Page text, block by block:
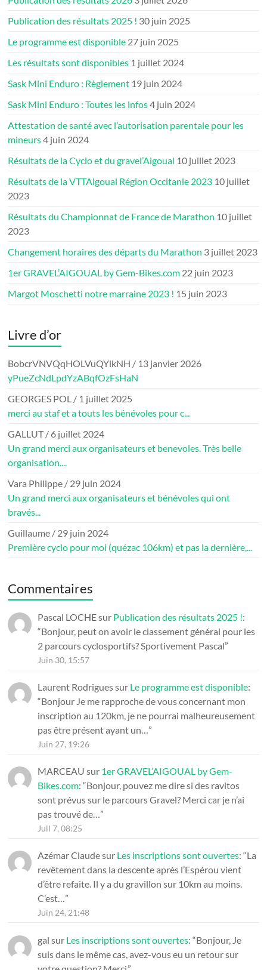
Publication des résultats 2025 ! 30 juin 2025
Le programme est disponible 27 juin 2025
Les résultats sont disponibles 1 juillet 2024
Sask Mini Enduro : Règlement 19 juin 2024
Sask Mini Enduro : Toutes les infos4 juin 2024
Attestation de santé avec l’autorisation parentale pour les
mineurs4 juin 2024
Résultats de la Cyclo et du gravel’Aigoual 10 juillet 2023
Résultats de la VTTAigoual Région Occitanie 2023 10 juillet
2023
Résultats du Championnat de France de Marathon 10 juillet
2023
Changement horaires des départs du Marathon 3 juillet 2023
1er GRAVEL’AIGOUAL by Gem-Bikes.com 22 juin 2023
Margot Moschetti notre marraine 2023 ! 15 juin 2023
Livre d’or
BobcrVNVQqHOLVuQYlkNH / 13 janvier 2026
yPueZcNdLpdYzABqfOzFsHaN
GEORGES POL / 1 juillet 2025
merci au staf et a touts les bénévoles pour c...
GALLUT/ 6 juillet 2024
Un grand merci aux organisateurs et benevoles. Très belle
organisation....
Vara Philippe / 29 juin 2024
Un grand merci aux organisateurs et bénévoles qui ont
bravés...
Guillaume / 29 juin 2024
Première cyclo pour moi (quézac 106km) et pas la dernière,...
Commentaires
Pascal LOCHEsur Publication des résultats 2025 !:
“Bonjour, peut on avoir le classement général pour les
2 parcours cyclosportifs? Sportivement Pascal”
Juin 30, 15:57
Laurent Rodriguessur Le programme est disponible:
“Bonjour Je me rapproche de vous concernant mon
inscription au 120km, je ne pourrai malheureusement
pas être présent ayant un…”
Juin 27, 19:26
MARCEAU sur 1er GRAVEL’AIGOUAL by Gem-
Bikes.com: “Bonjour, pouvez me dire si des ravitos
sont prévus sur le parcours Gravel? Merci car je n’ai
pas trouvé de…”
Juil 7, 08:25
Azémar Claudesur Les inscriptions sont ouvertes: “La
revêtement dans la descente après l’Espérou vient
d’être refaite. Il y a du gravillon sur 10km au moins.
C’est…”
Juin 24, 21:48
gal sur Les inscriptions sont ouvertes: “Bonjour, Je
suis dans le même cas, avez-vous eu un retour sur